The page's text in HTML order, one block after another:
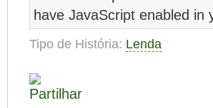
have JavaScript enabled in
Tipo de História: Lenda